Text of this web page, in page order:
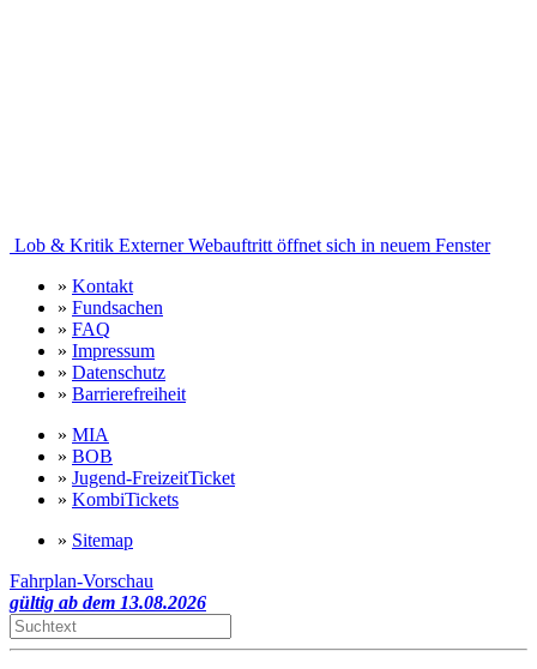
Lob & Kritik Externer Webauftritt öffnet sich in neuem Fenster
» Kontakt
» Fundsachen
» FAQ
» Impressum
» Datenschutz
» Barrierefreiheit
» MIA
» BOB
» Jugend-FreizeitTicket
» KombiTickets
» Sitemap
Fahrplan-Vorschau
gültig ab dem 13.08.2026